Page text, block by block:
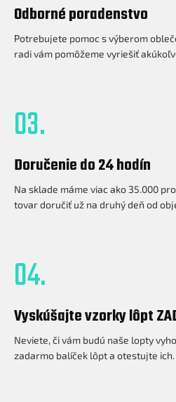
Odborné poradenstvo
Potrebujete pomoc s výberom
radi vám pomôžeme vyriešiť
03.
Doručenie do 24 hodín
Na sklade máme viac ako 35.000
tovar doručiť už na druhý deň od
04.
Vyskúšajte vzorky lôpt
Neviete, či vám budú naše lopty
zadarmo balíček lôpt a otestujte ich.